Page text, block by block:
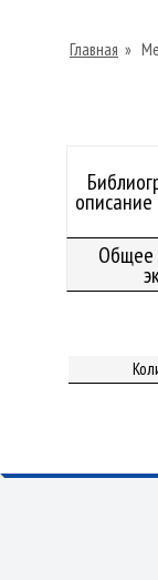
Главная »
Общее